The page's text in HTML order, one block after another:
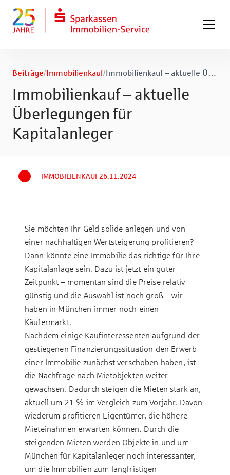
Zum Fuß springen
Beiträge/Immobilienkauf/ Immobilienkauf – aktuelle Überlegungen für Kapitalanleger
Immobilienkauf – aktuelle
Überlegungen für
Kapitalanleger
IMMOBILIENKAUF26.11.2024
Sie möchten Ihr Geld solide anlegen und von
einer nachhaltigen Wertsteigerung profitieren?
Dann könnte eine Immobilie das richtige für Ihre
Kapitalanlage sein. Dazu ist jetzt ein guter
Zeitpunkt – momentan sind die Preise relativ
günstig und die Auswahl ist noch groß – wir
haben in München immer noch einen
Käufermarkt.
Nachdem einige Kaufinteressenten aufgrund der
gestiegenen Finanzierungssituation den Erwerb
einer Immobilie zunächst verschoben haben, ist
die Nachfrage nach Mietobjekten weiter
gewachsen. Dadurch steigen die Mieten stark an,
aktuell um 21 % im Vergleich zum Vorjahr. Davon
wiederum profitieren Eigentümer, die höhere
Mieteinahmen erwarten können. Durch die
steigenden Mieten werden Objekte in und um
München für Kapitalanleger noch interessanter,
um die Immobilien zum langfristigen